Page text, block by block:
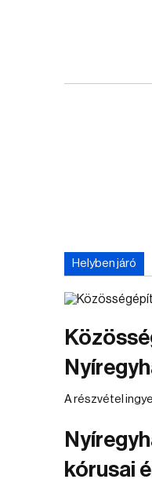
Helyben járó
A részvétel
kórusai